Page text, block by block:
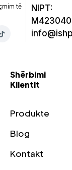
të
NIPT:
Shërbimi
Klientit
Produkte
Blog
Kontakt